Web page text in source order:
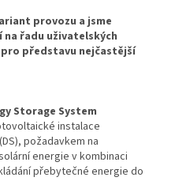
provozu a jsme
řadu uživatelských
představu nejčastější
Storage System
instalace
požadavkem na
energie v kombinaci
přebytečné energie do